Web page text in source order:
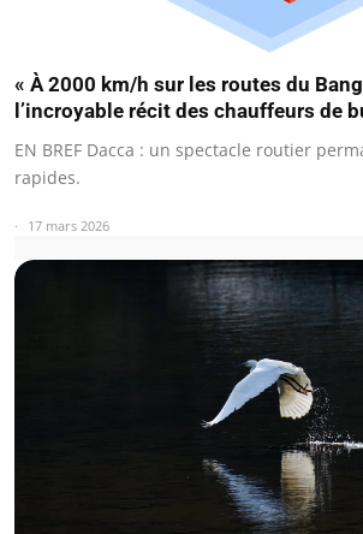
« À 2000 km/h sur les routes du
l’incroyable récit des chauffeurs de
EN BREF Dacca : un spectacle routier
rapides.
17 mars 2026